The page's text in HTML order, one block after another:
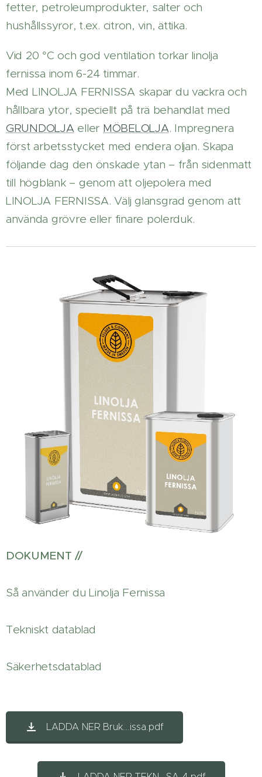
fetter, petroleumprodukter, salter och
hushållssyror, t.ex. citron, vin, ättika.
Vid 20 °C och god ventilation torkar linolja
fernissa inom 6-24 timmar.
Med LINOLJA FERNISSA skapar du vackra och
hållbara ytor, speciellt på trä behandlat med
GRUNDOLJAeller MÖBELOLJA. Impregnera
först arbetsstycket med endera oljan. Skapa
följande dag den önskade ytan – från sidenmatt
till högblank – genom att oljepolera med
LINOLJA FERNISSA. Välj glansgrad genom att
använda grövre eller finare polerduk.
DOKUMENT //
Så använder du Linolja Fernissa
Tekniskt datablad
Säkerhetsdatablad
LADDA NER Bruk...issa.pdf